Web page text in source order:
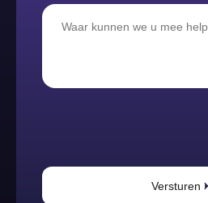
Versturen